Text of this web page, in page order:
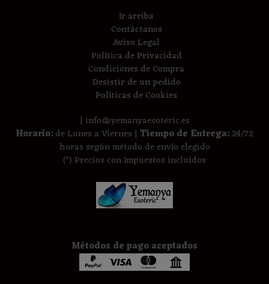
Ir arriba
Contáctanos
Aviso Legal
Política de Privacidad
Condiciones de Compra
Desistir de un pedido
Políticas de Cookies
| info@yemanyaesoteric.es
Horario:de Lunes a Viernes | Tiempo de Entrega:24/72
horas según método de envío elegido
(*) Precios con Impuestos incluidos
Métodos de pago aceptados